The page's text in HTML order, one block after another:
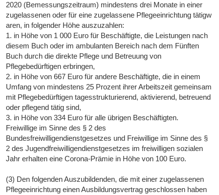
2020 (Bemessungszeitraum) mindestens drei Monate in einer
zugelassenen oder für eine zugelassene Pflegeeinrichtung tätigw
aren, in folgender Höhe auszuzahlen:
1. in Höhe von 1 000 Euro für Beschäftigte, die Leistungen nach
diesem Buch oder im ambulanten Bereich nach dem Fünften
Buch durch die direkte Pflege und Betreuung von
Pflegebedürftigen erbringen,
2. in Höhe von 667 Euro für andere Beschäftigte, die in einem
Umfang von mindestens 25 Prozent ihrer Arbeitszeit gemeinsam
mit Pflegebedürftigen tagesstrukturierend, aktivierend, betreuend
oder pflegend tätig sind,
3. in Höhe von 334 Euro für alle übrigen Beschäftigten.
Freiwillige im Sinne des § 2 des
Bundesfreiwilligendienstgesetzes und Freiwillige im Sinne des §
2 des Jugendfreiwilligendienstgesetzes im freiwilligen sozialen
Jahr erhalten eine Corona-Prämie in Höhe von 100 Euro.
(3) Den folgenden Auszubildenden, die mit einer zugelassenen
Pflegeeinrichtung einen Ausbildungsvertrag geschlossen haben